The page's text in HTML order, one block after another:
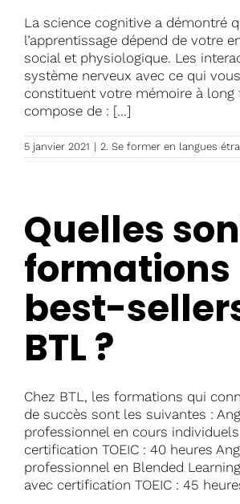
La science cognitive a démontré
l’apprentissage dépend de votre
social et physiologique. Les
système nerveux avec ce qui
constituent votre mémoire à long
compose de : [...]
5 janvier 2021 | 2. Se former en langues
Quelles
formations
best-
BTL ?
Chez BTL, les formations qui
de succès sont les suivantes :
professionnel en cours
certification TOEIC : 40 heures
professionnel en Blended
avec certification TOEIC : 45